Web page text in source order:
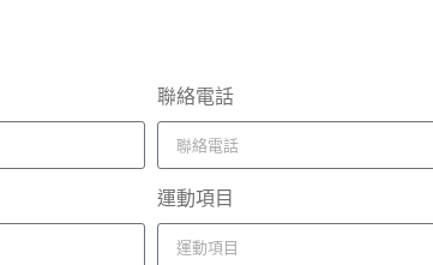
聯絡電話
運動項目